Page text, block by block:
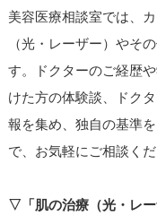
美容医療相談室では、
（光・レーザー）やそ
す。ドクターのご経歴
けた方の体験談、ドク
報を集め、独自の基準
で、お気軽にご相談くだ
▽「肌の治療（光・レ